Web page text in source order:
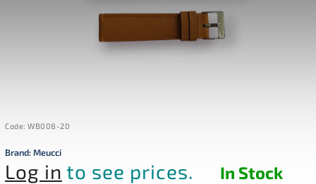
Code: WB008-20
Brand:Meucci
Log in to see prices. In Stock